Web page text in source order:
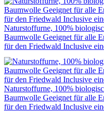
Naturstoffurne, 100%
Baumwolle Geeignet für alle
für den Friedwald Inclusive
Naturstoffurne, 100%
Baumwolle Geeignet für alle
für den Friedwald Inclusive